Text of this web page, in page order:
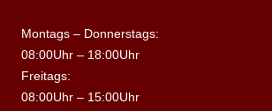
Montags – Donnerstags:
08:00Uhr – 18:00Uhr
Freitags:
08:00Uhr – 15:00Uhr